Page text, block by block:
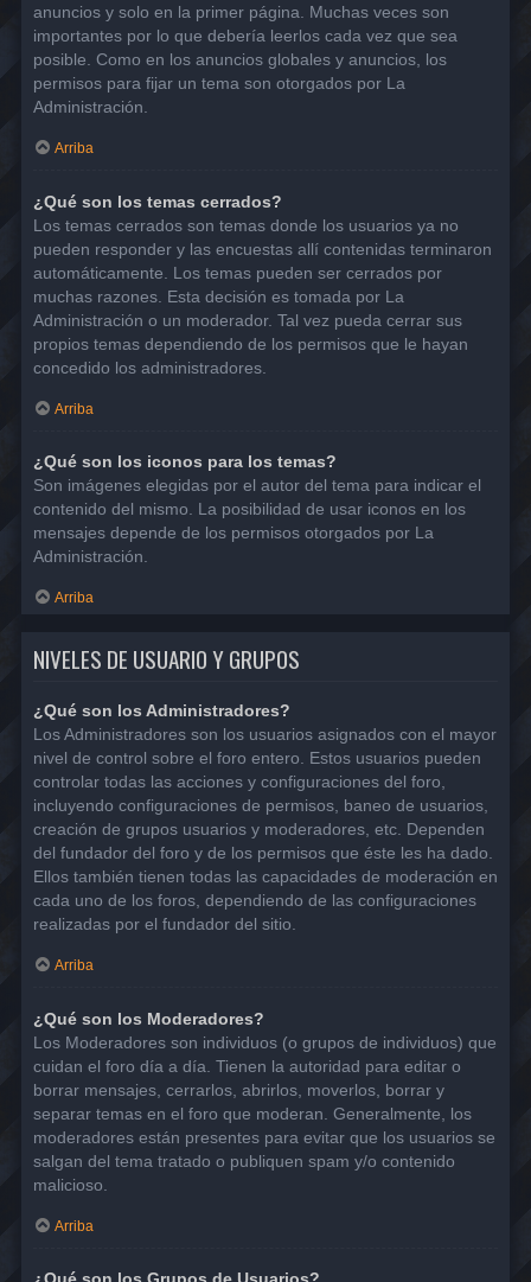
anuncios y solo en la primer página. Muchas veces son
importantes por lo que debería leerlos cada vez que sea
posible. Como en los anuncios globales y anuncios, los
permisos para fijar un tema son otorgados por La
Administración.
Arriba
¿Qué son los temas cerrados?
Los temas cerrados son temas donde los usuarios ya no
pueden responder y las encuestas allí contenidas terminaron
automáticamente. Los temas pueden ser cerrados por
muchas razones. Esta decisión es tomada por La
Administración o un moderador. Tal vez pueda cerrar sus
propios temas dependiendo de los permisos que le hayan
concedido los administradores.
Arriba
¿Qué son los iconos para los temas?
Son imágenes elegidas por el autor del tema para indicar el
contenido del mismo. La posibilidad de usar iconos en los
mensajes depende de los permisos otorgados por La
Administración.
Arriba
NIVELES DE USUARIO Y GRUPOS
¿Qué son los Administradores?
Los Administradores son los usuarios asignados con el mayor
nivel de control sobre el foro entero. Estos usuarios pueden
controlar todas las acciones y configuraciones del foro,
incluyendo configuraciones de permisos, baneo de usuarios,
creación de grupos usuarios y moderadores, etc. Dependen
del fundador del foro y de los permisos que éste les ha dado.
Ellos también tienen todas las capacidades de moderación en
cada uno de los foros, dependiendo de las configuraciones
realizadas por el fundador del sitio.
Arriba
¿Qué son los Moderadores?
Los Moderadores son individuos (o grupos de individuos) que
cuidan el foro día a día. Tienen la autoridad para editar o
borrar mensajes, cerrarlos, abrirlos, moverlos, borrar y
separar temas en el foro que moderan. Generalmente, los
moderadores están presentes para evitar que los usuarios se
salgan del tema tratado o publiquen spam y/o contenido
malicioso.
Arriba